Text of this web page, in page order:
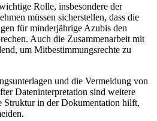
Rolle, insbesondere der
müssen sicherstellen, dass die
für minderjährige Azubis den
Auch die Zusammenarbeit mit
um Mitbestimmungsrechte zu
und die Vermeidung von
Dateninterpretation sind weitere
Struktur in der Dokumentation hilft,